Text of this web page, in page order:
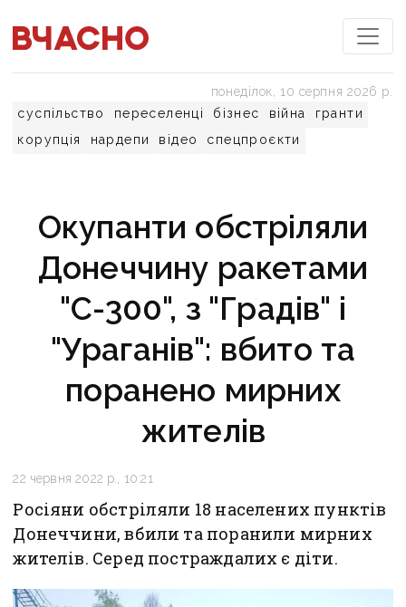
суспільство переселенці бізнес війна
гранти
корупція
нардепи відео спецпроєкти
понеділок, 10 серпня 2026 р.
Окупанти обстріляли
Донеччину ракетами
"С-300", з "Градів" і
"Ураганів": вбито та
поранено мирних
жителів
22 червня 2022 р., 10:21
Росіяни обстріляли 18 населених пунктів
Донеччини, вбили та поранили мирних
жителів. Серед постраждалих є діти.